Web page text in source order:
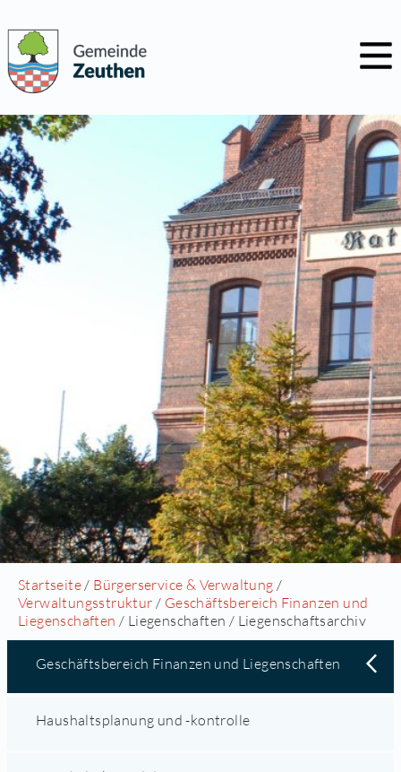
Startseite / Bürgerservice & Verwaltung /
Verwaltungsstruktur / Geschäftsbereich Finanzen und
Liegenschaften / Liegenschaften / Liegenschaftsarchiv
Geschäftsbereich Finanzen und Liegenschaften
Haushaltsplanung und -kontrolle